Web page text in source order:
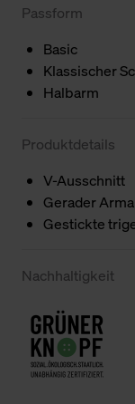
Passform
Basic
Klassischer
Halbarm
Produktdetails
V-Ausschnitt
Gerader
Gestickte
Nachhaltigkeit